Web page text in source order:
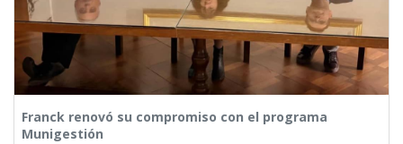
Franck renovó su compromiso con el programa
Munigestión